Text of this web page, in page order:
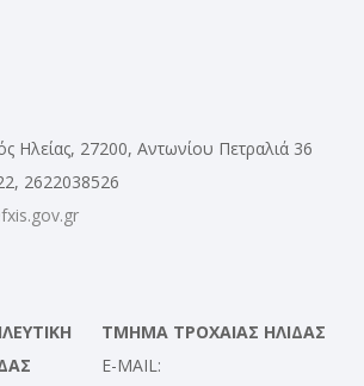
Ηλείας, 27200, Αντωνίου Πετραλιά 36
2622038526
ΤΜΗΜΑ ΤΡΟΧΑΙΑΣ ΗΛΙΔΑΣ
E-MAIL: